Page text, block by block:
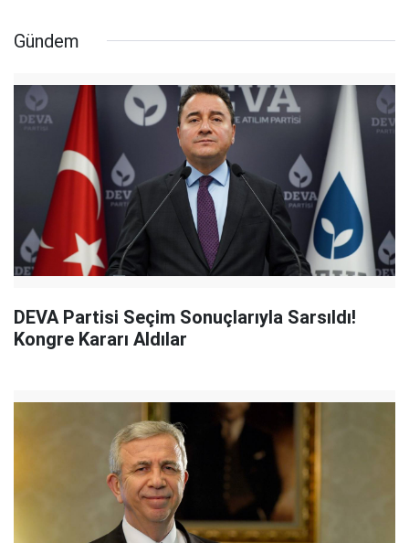
Gündem
DEVA Partisi Seçim Sonuçlarıyla Sarsıldı!
Kongre Kararı Aldılar